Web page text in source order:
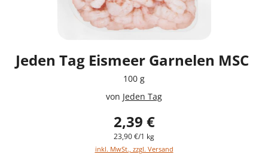
Jeden Tag Eismeer Garnelen MSC
100 g
von Jeden Tag
2,39 €
23,90 €/1 kg
inkl. MwSt., zzgl. Versand